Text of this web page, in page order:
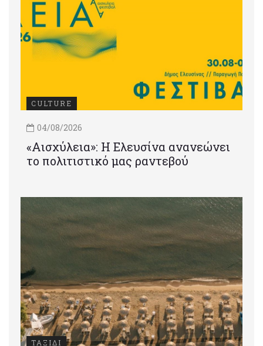
CULTURE
04/08/2026
«Αισχύλεια»: Η Ελευσίνα ανανεώνει
το πολιτιστικό μας ραντεβού
ΤΑΞΙΔΙ